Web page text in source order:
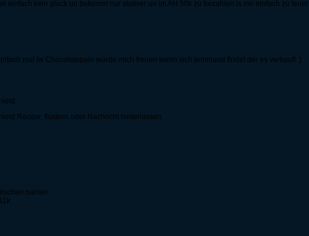
einfach kein glück un bekomm nur skolver un im AH 50k zu bezahlen is mir einfach zu teuer
mal /w Chocolatepain würde mich freuen wenn sich jemmand findet der es verkauft :)
Recipe, flüstern oder Nachricht hinterlassen.
namen